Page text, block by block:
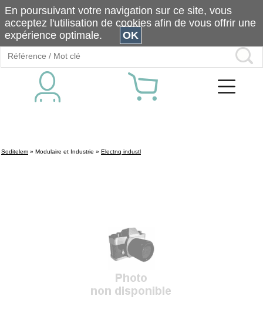
Soditelem » Modulaire et Industrie » Electnq industl
En poursuivant votre navigation sur ce site, vous
acceptez l'utilisation de cookies afin de vous offrir une
expérience optimale.
OK